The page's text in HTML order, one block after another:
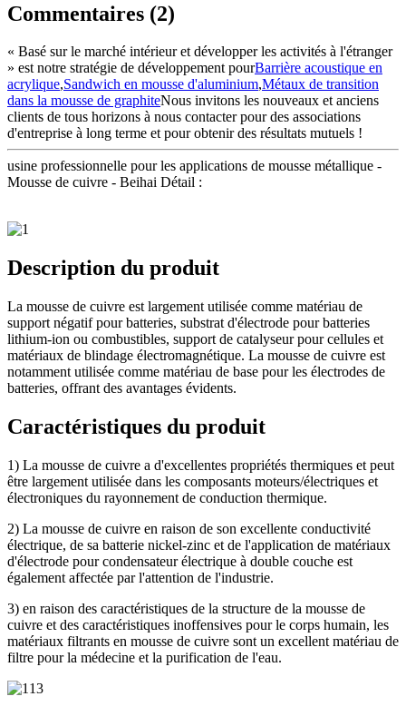
Commentaires (2)
« Basé sur le marché intérieur et développer les activités à l'étranger
» est notre stratégie de développement pourBarrière acoustique en
acrylique,Sandwich en mousse d'aluminium,Métaux de transition
dans la mousse de graphiteNous invitons les nouveaux et anciens
clients de tous horizons à nous contacter pour des associations
d'entreprise à long terme et pour obtenir des résultats mutuels !
usine professionnelle pour les applications de mousse métallique -
Mousse de cuivre - Beihai Détail :
Description du produit
La mousse de cuivre est largement utilisée comme matériau de
support négatif pour batteries, substrat d'électrode pour batteries
lithium-ion ou combustibles, support de catalyseur pour cellules et
matériaux de blindage électromagnétique. La mousse de cuivre est
notamment utilisée comme matériau de base pour les électrodes de
batteries, offrant des avantages évidents.
Caractéristiques du produit
1) La mousse de cuivre a d'excellentes propriétés thermiques et peut
être largement utilisée dans les composants moteurs/électriques et
électroniques du rayonnement de conduction thermique.
2) La mousse de cuivre en raison de son excellente conductivité
électrique, de sa batterie nickel-zinc et de l'application de matériaux
d'électrode pour condensateur électrique à double couche est
également affectée par l'attention de l'industrie.
3) en raison des caractéristiques de la structure de la mousse de
cuivre et des caractéristiques inoffensives pour le corps humain, les
matériaux filtrants en mousse de cuivre sont un excellent matériau de
filtre pour la médecine et la purification de l'eau.